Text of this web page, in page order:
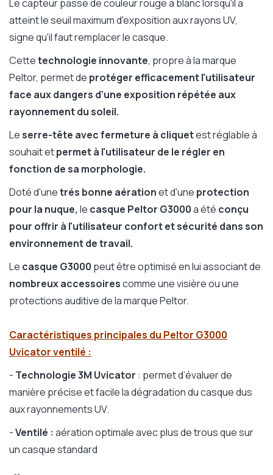
Le capteur passe de couleur rouge à blanc lorsqu'il a
atteint le seuil maximum d'exposition aux rayons UV,
signe qu'il faut remplacer le casque.
Cettetechnologie innovante, propre à la marque
Peltor, permet de protéger efficacement l'utilisateur
face aux dangers d'une exposition répétée aux
rayonnement du soleil.
Leserre-tête avec fermeture à cliquetest réglable à
souhait etpermet à l'utilisateur de le régler en
fonction de sa morphologie.
Doté d'unetrés bonne aérationet d'une protection
pour la nuque, le casque Peltor G3000a été conçu
pour offrir à l'utilisateur confort et sécurité dans son
environnement de travail.
Le casque G3000 peut être optimisé en lui associant de
nombreux accessoirescomme une visière ou une
protections auditive de la marque Peltor.
Caractéristiques principales du Peltor G3000
Uvicator ventilé :
- Technologie 3M Uvicator : permet d’évaluer de
manière précise et facile la dégradation du casque dus
aux rayonnements UV.
-Ventilé : aération optimale avec plus de trous que sur
un casque standard